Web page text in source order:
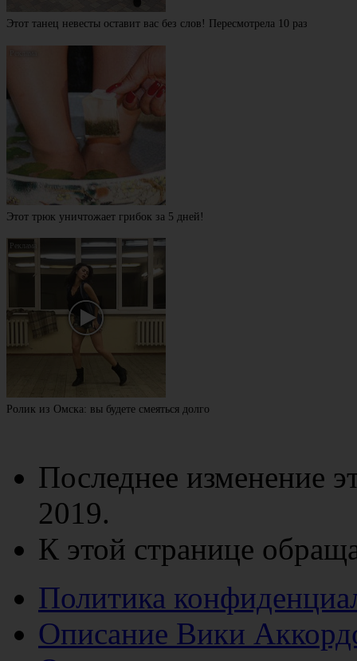
Этот танец невесты оставит вас без слов! Пересмотрела 10 раз
Этот трюк уничтожает грибок за 5 дней!
Ролик из Омска: вы будете смеяться долго
Последнее изменение
2019.
К этой странице
Политика
Описание Вики